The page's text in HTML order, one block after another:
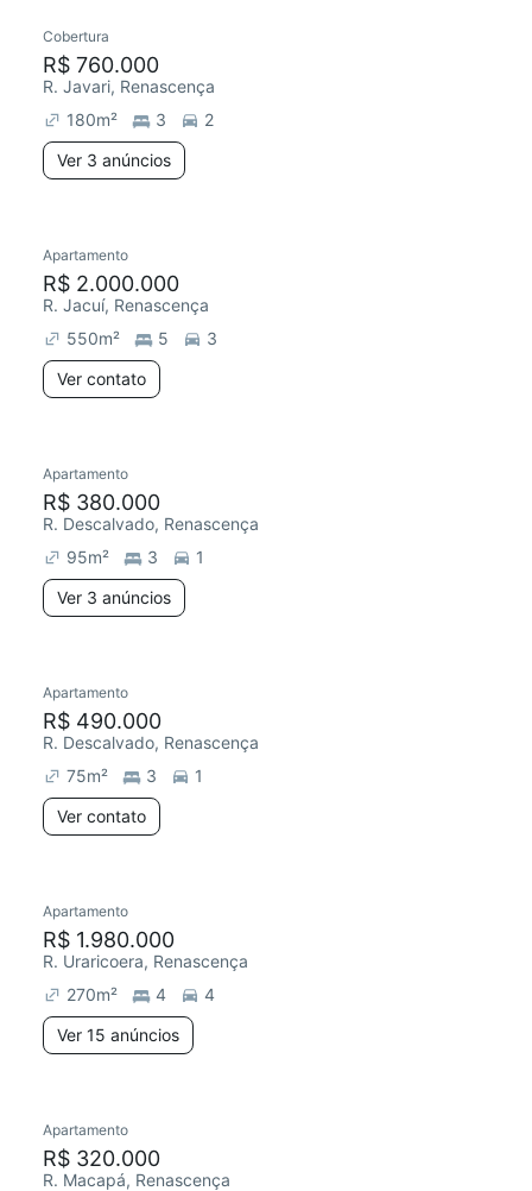
Chegou este mês
Cobertura
R$ 760.000
R. Javari, Renascença
180m² 3
2
Ver 3 anúncios
Apartamento
R$ 2.000.000
R. Jacuí, Renascença
550m² 5
3
Ver contato
Redecorar
Apartamento
R$ 380.000
R. Descalvado, Renascença
95m² 3
1
Ver 3 anúncios
Redecorar
Apartamento
R$ 490.000
R. Descalvado, Renascença
75m² 3
1
Ver contato
Apartamento
R$ 1.980.000
R. Uraricoera, Renascença
270m² 4
4
Ver 15 anúncios
Redecorar
Apartamento
R$ 320.000
R. Macapá, Renascença